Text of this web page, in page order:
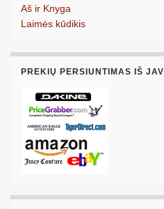
Aš ir Knyga
Laimės kūdikis
PREKIŲ PERSIUNTIMAS IŠ JAV